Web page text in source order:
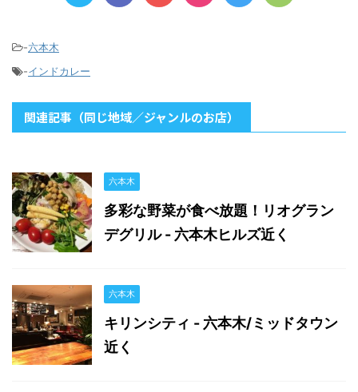
-六本木
-インドカレー
関連記事（同じ地域／ジャンルのお店）
六本木
多彩な野菜が食べ放題！リオグラン
デグリル - 六本木ヒルズ近く
六本木
キリンシティ - 六本木/ミッドタウン
近く